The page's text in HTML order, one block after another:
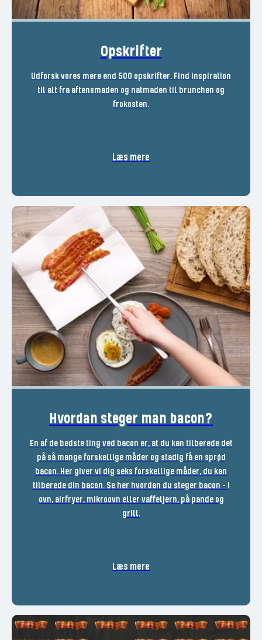
Opskrifter
Udforsk vores mere end 500 opskrifter. Find inspiration
til alt fra aftensmaden og natmaden til brunchen og
frokosten.
Læs mere
Hvordan steger man bacon?
En af de bedste ting ved bacon er, at du kan tilberede det
på så mange forskellige måder og stadig få en sprød
bacon. Her giver vi dig seks forskellige måder, du kan
tilberede din bacon. Se her hvordan du steger bacon - i
ovn, airfryer, mikroovn eller vaffeljern, på pande og
grill.
Læs mere